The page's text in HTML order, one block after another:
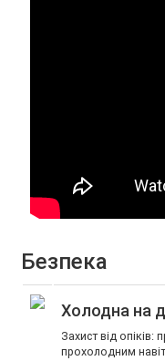
Безпека
Холодна на
Захист від
прохолодним